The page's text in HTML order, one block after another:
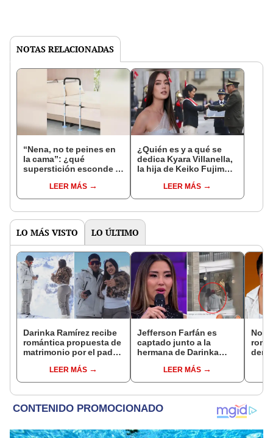
NOTAS RELACIONADAS
“Nena, no te peines en
la cama”: ¿qué
superstición esconde la
Enanitos Verdes?
LEER MÁS
¿Quién es y a qué se
dedica Kyara Villanella,
la hija de Keiko Fujimori
nivel nacional?
LEER MÁS
LO MÁS VISTO LO ÚLTIMO
Darinka Ramírez recibe
romántica propuesta de
matrimonio por el padre
nervios, lágrimas y
muchísima felicidad"
LEER MÁS
Jefferson Farfán es
captado junto a la
hermana de Darinka
Kanashiro trabajaba: “Él
tiene sus…”
LEER MÁS